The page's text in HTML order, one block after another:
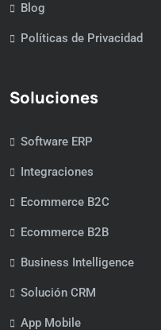
Blog
Políticas de Privacidad
Soluciones
Software ERP
Integraciones
Ecommerce B2C
Ecommerce B2B
Business Intelligence
Solución CRM
App Mobile